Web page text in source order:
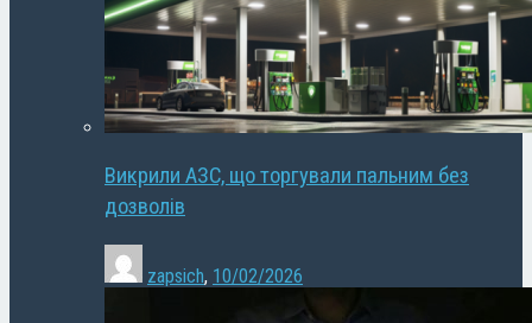
Викрили АЗС, що торгували пальним без
дозволів
zapsich, 10/02/2026